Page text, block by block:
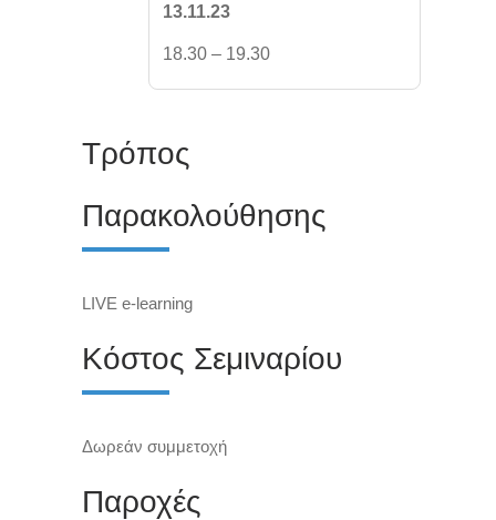
13.11.23
18.30 – 19.30
Τρόπος
Παρακολούθησης
L IVE e-learning
Κόστος Σεμιναρίου
Δωρεάν συμμετοχή
Παροχές